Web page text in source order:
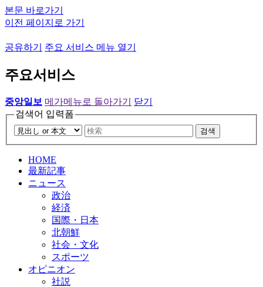
본문 바로가기
이전 페이지로 가기
공유하기 주요 서비스 메뉴 열기
주요서비스
중앙일보 메가메뉴로 돌아가기
닫기
검색어 입력폼
검색
HOME
最新記事
ニュース
政治
経済
国際・日本
北朝鮮
社会・文化
スポーツ
オピニオン
社説